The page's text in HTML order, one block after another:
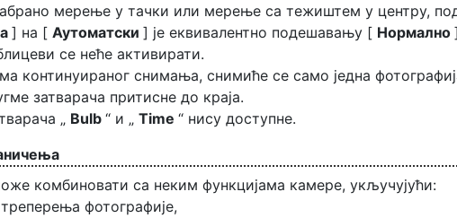
мерење у тачки или мерење са тежиштем у центру,
] на [ Аутоматски ] је еквивалентно подешавању [ Нормално
се неће активирати.
континуираног снимања, снимиће се само једна
затварача притисне до краја.
„ Bulb “ и „ Time “ нису доступне.
комбиновати са неким функцијама камере, укључујући:
фотографије,